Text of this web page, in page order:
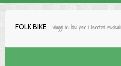
FOLK BIKE Viaggi in bici per i territori musicali